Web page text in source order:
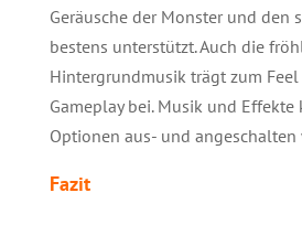
Geräusche der Monster und den
bestens unterstützt. Auch die
Hintergrundmusik trägt zum Feel
Gameplay bei. Musik und
Optionen aus- und angeschalten
Fazit